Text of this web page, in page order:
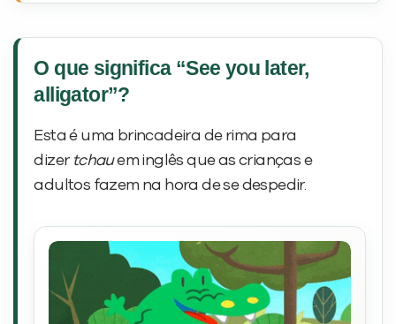
O que significa “See you later,
alligator”?
Esta é uma brincadeira de rima para
dizer tchauem inglês que as crianças e
adultos fazem na hora de se despedir.